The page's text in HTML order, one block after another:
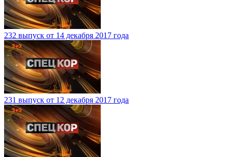
232 выпуск от 14 декабря 2017 года
231 выпуск от 12 декабря 2017 года